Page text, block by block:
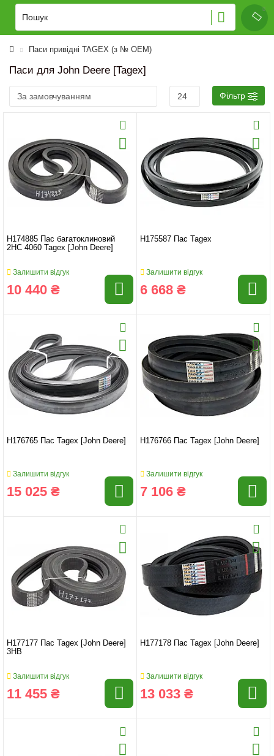
Паси привідні TAGEX (з № OEM)
Паси для John Deere [Tagex]
Фільтр
H174885 Пас багатоклиновий
2HC 4060 Tagex [John Deere]
Залишити відгук
10 440 ₴
H175587 Пас Tagex
Залишити відгук
6 668 ₴
H176765 Пас Tagex [John Deere]
Залишити відгук
15 025 ₴
H176766 Пас Tagex [John Deere]
Залишити відгук
7 106 ₴
H177177 Пас Tagex [John Deere]
3HB
Залишити відгук
11 455 ₴
H177178 Пас Tagex [John Deere]
Залишити відгук
13 033 ₴